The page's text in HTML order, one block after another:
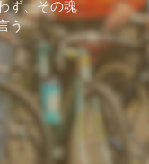
ず、その魂
う